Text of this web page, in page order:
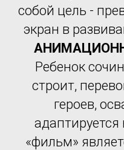
собой цель -
экран в
Ребенок
строит,
героев,
адаптируется
«фильм»